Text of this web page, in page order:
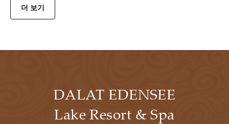
더 보기
DALAT EDENSEE
Lake Resort & Spa